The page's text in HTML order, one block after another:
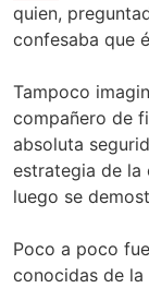
quien,
confesaba que
Tampoco
compañero de
absoluta
estrategia de la
luego se
Poco a poco
conocidas de